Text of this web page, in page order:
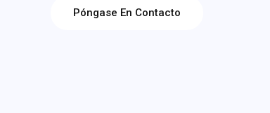
Póngase En Contacto